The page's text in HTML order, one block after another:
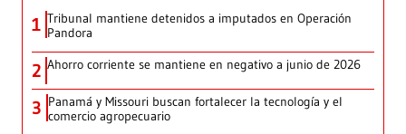
1 Tribunal mantiene detenidos a imputados en Operación
Pandora
2 Ahorro corriente se mantiene en negativo a junio de 2026
3 Panamá y Missouri buscan fortalecer la tecnología y el
comercio agropecuario